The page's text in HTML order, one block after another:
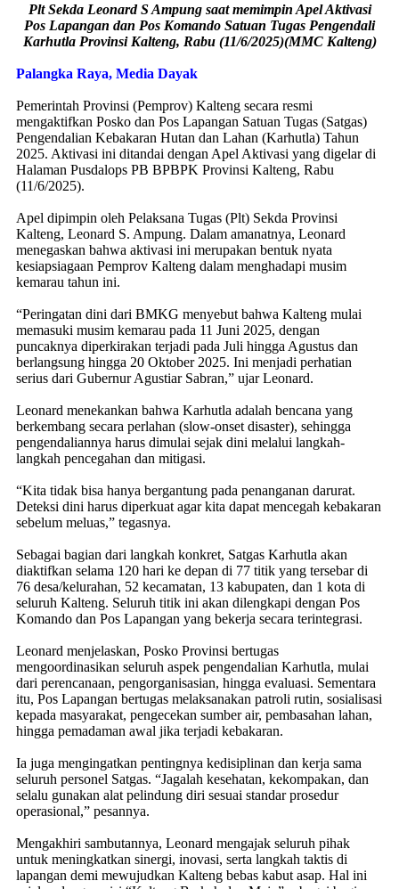
Plt Sekda Leonard S Ampung saat memimpin Apel Aktivasi
Pos Lapangan dan Pos Komando Satuan Tugas Pengendali
Karhutla Provinsi Kalteng, Rabu (11/6/2025)(MMC Kalteng)
Palangka Raya, Media Dayak
Pemerintah Provinsi (Pemprov) Kalteng secara resmi
mengaktifkan Posko dan Pos Lapangan Satuan Tugas (Satgas)
Pengendalian Kebakaran Hutan dan Lahan (Karhutla) Tahun
2025. Aktivasi ini ditandai dengan Apel Aktivasi yang digelar di
Halaman Pusdalops PB BPBPK Provinsi Kalteng, Rabu
(11/6/2025).
Apel dipimpin oleh Pelaksana Tugas (Plt) Sekda Provinsi
Kalteng, Leonard S. Ampung. Dalam amanatnya, Leonard
menegaskan bahwa aktivasi ini merupakan bentuk nyata
kesiapsiagaan Pemprov Kalteng dalam menghadapi musim
kemarau tahun ini.
“Peringatan dini dari BMKG menyebut bahwa Kalteng mulai
memasuki musim kemarau pada 11 Juni 2025, dengan
puncaknya diperkirakan terjadi pada Juli hingga Agustus dan
berlangsung hingga 20 Oktober 2025. Ini menjadi perhatian
serius dari Gubernur Agustiar Sabran,” ujar Leonard.
Leonard menekankan bahwa Karhutla adalah bencana yang
berkembang secara perlahan (slow-onset disaster), sehingga
pengendaliannya harus dimulai sejak dini melalui langkah-
langkah pencegahan dan mitigasi.
“Kita tidak bisa hanya bergantung pada penanganan darurat.
Deteksi dini harus diperkuat agar kita dapat mencegah kebakaran
sebelum meluas,” tegasnya.
Sebagai bagian dari langkah konkret, Satgas Karhutla akan
diaktifkan selama 120 hari ke depan di 77 titik yang tersebar di
76 desa/kelurahan, 52 kecamatan, 13 kabupaten, dan 1 kota di
seluruh Kalteng. Seluruh titik ini akan dilengkapi dengan Pos
Komando dan Pos Lapangan yang bekerja secara terintegrasi.
Leonard menjelaskan, Posko Provinsi bertugas
mengoordinasikan seluruh aspek pengendalian Karhutla, mulai
dari perencanaan, pengorganisasian, hingga evaluasi. Sementara
itu, Pos Lapangan bertugas melaksanakan patroli rutin, sosialisasi
kepada masyarakat, pengecekan sumber air, pembasahan lahan,
hingga pemadaman awal jika terjadi kebakaran.
Ia juga mengingatkan pentingnya kedisiplinan dan kerja sama
seluruh personel Satgas. “Jagalah kesehatan, kekompakan, dan
selalu gunakan alat pelindung diri sesuai standar prosedur
operasional,” pesannya.
Mengakhiri sambutannya, Leonard mengajak seluruh pihak
untuk meningkatkan sinergi, inovasi, serta langkah taktis di
lapangan demi mewujudkan Kalteng bebas kabut asap. Hal ini